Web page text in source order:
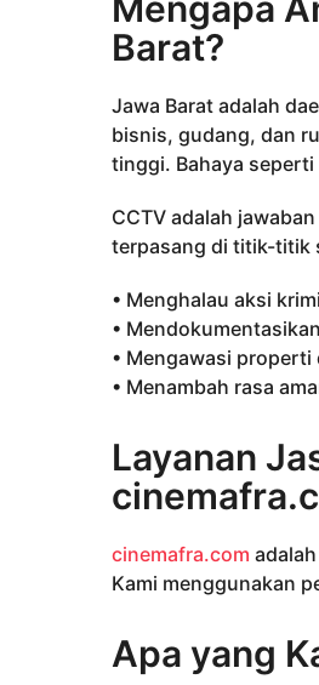
Barat?
Jawa Barat adalah
bisnis, gudang, dan
tinggi. Bahaya
CCTV adalah
terpasang di titik-titik
• Menghalau aksi
•
• Mengawasi properti
• Menambah rasa
Layanan
cinemafra.com
Kami menggunakan
Apa yang